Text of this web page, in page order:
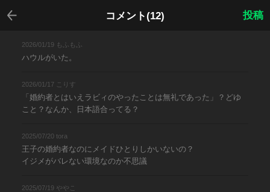
コメント(12)
戻る
投稿
2026/01/19 もふもふ
ハウルがいた。
2026/01/17 こりす
「婚約者とはいえラビィのやったことは無礼であった」？どゆ
こと？なんか、日本語合ってる？
2025/07/20 tora
王子の婚約者なのにメイドひとりしかいないの？
イジメがバレない環境なのか不思議
2025/07/19 ややこ